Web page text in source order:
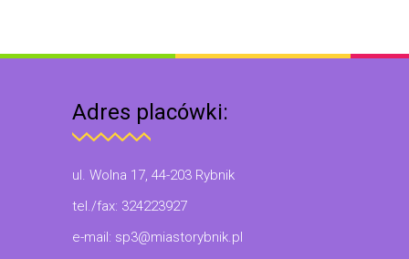
Adres placówki:
ul. Wolna 17, 44-203 Rybnik
tel./fax: 324223927
e-mail: sp3@miastorybnik.pl